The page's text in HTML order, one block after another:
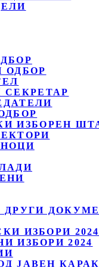
ОДБОР
СЕКРЕТАР
ИЗБОРЕН
ДРУГИ
ИЗБОРИ 2024
ИЗБОРИ 2024
ЈАВЕН